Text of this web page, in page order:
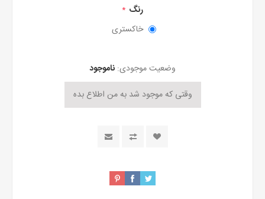
رنگ *
خاکستری
وضعیت موجودی: ناموجود